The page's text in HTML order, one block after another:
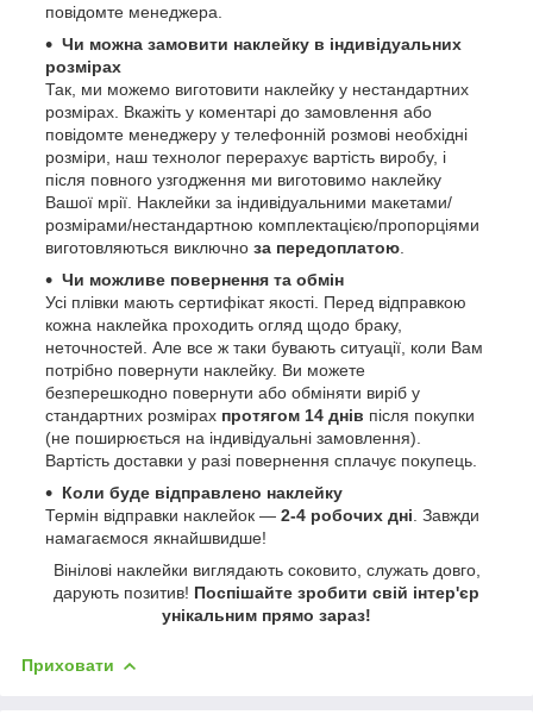
повідомте менеджера.
Чи можна замовити наклейку в індивідуальних
розмірах
Так, ми можемо виготовити наклейку у нестандартних
розмірах. Вкажіть у коментарі до замовлення або
повідомте менеджеру у телефонній розмові необхідні
розміри, наш технолог перерахує вартість виробу, і
після повного узгодження ми виготовимо наклейку
Вашої мрії. Наклейки за індивідуальними макетами/
розмірами/нестандартною комплектацією/пропорціями
виготовляються виключно за передоплатою
Чи можливе повернення та обмін
Усі плівки мають сертифікат якості. Перед відправкою
кожна наклейка проходить огляд щодо браку,
неточностей. Але все ж таки бувають ситуації, коли Вам
потрібно повернути наклейку. Ви можете
безперешкодно повернути або обміняти виріб у
стандартних розмірах протягом 14 днів після покупки
(не поширюється на індивідуальні замовлення).
Вартість доставки у разі повернення сплачує покупець.
Коли буде відправлено наклейку
Термін відправки наклейок — 2-4 робочих дні . Завжди
намагаємося якнайшвидше!
Вінілові наклейки виглядають соковито, служать довго,
дарують позитив! Поспішайте зробити свій інтер'єр
унікальним прямо зараз!
Приховати